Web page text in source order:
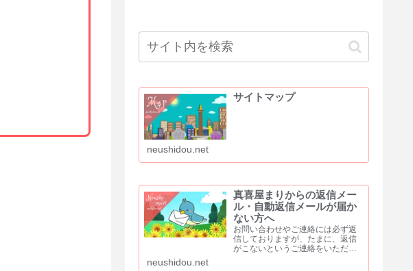
サイトマップ
neushidou.net
真喜屋まりからの返信メー
ル・自動返信メールが届か
ない方へ
お問い合わせやご連絡には必ず返
信しておりますが、たまに、返信
がこないというご連絡をいただき
neushidou.net